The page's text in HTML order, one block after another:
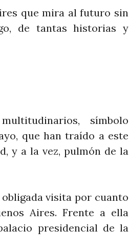
que mira al futuro sin
de tantas historias y
símbolo
que han traído a este
y a la vez, pulmón de la
visita por cuanto
Aires. Frente a ella
presidencial de la